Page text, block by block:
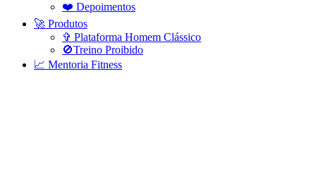
❤️ Depoimentos
🚀 Produtos
✞ Plataforma Homem Clássico
🚫Treino Proibido
📈 Mentoria Fitness